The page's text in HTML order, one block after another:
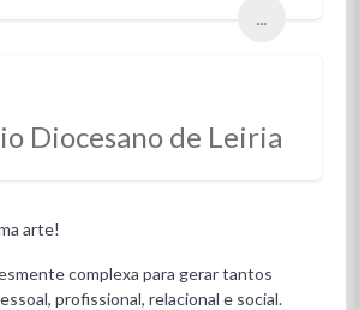
...
Diocesano de Leiria
arte!
complexa para gerar tantos
profissional, relacional e social.